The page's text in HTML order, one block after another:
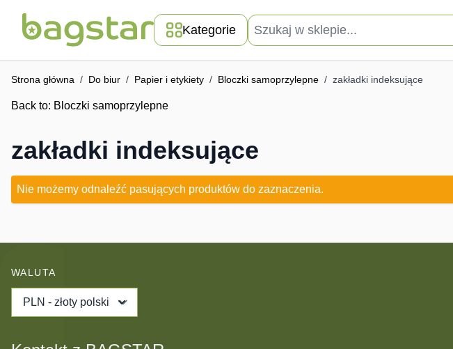
Kategorie
Szukaj w sklepie...
Strona główna / Do biur / Papier i etykiety / Bloczki samoprzylepne / zakładki indeksujące
Back to: Bloczki samoprzylepne
zakładki indeksujące
Nie możemy odnaleźć pasujących produktów do zaznaczenia.
WALUTA
PLN - złoty polski